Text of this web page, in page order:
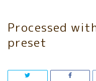
Processed
preset